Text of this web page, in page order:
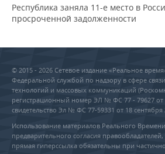
Республика заняла 11-е место в
просроченной задолженности
© 2015 - 2026 Сетевое издание «Реальное
Федеральной службой по надзору в сфере
технологий и массовых коммуникаций
регистрационный номер ЭЛ № ФС 77 - 79627 от
свидетельство Эл № ФС 77-59331 от 18 сентября
Использование материалов Реального
предварительного согласия
прямая гиперссылка обязательны при